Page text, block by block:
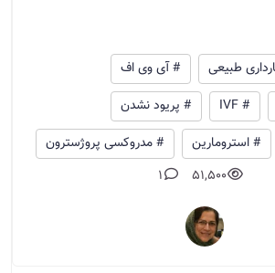
طبیعی
# آی وی اف
# IVF
# پریود نشدن
# استرومارین
# مدروکسی پروژسترون
51,500
1